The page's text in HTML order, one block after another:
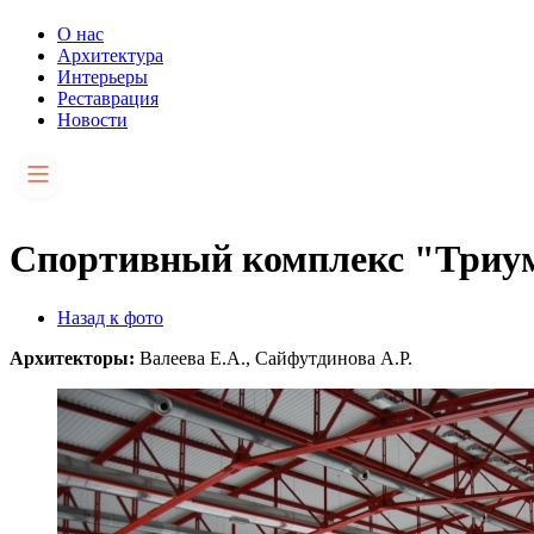
О нас
Архитектура
Интерьеры
Реставрация
Новости
Спортивный комплекс
Назад к фото
Архитекторы: Валеева Е.А., Сайфутдинова А.Р.